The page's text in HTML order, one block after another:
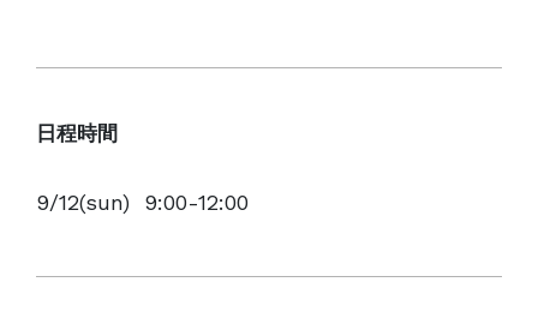
日程時間
9/12(sun) 9:00-12:00